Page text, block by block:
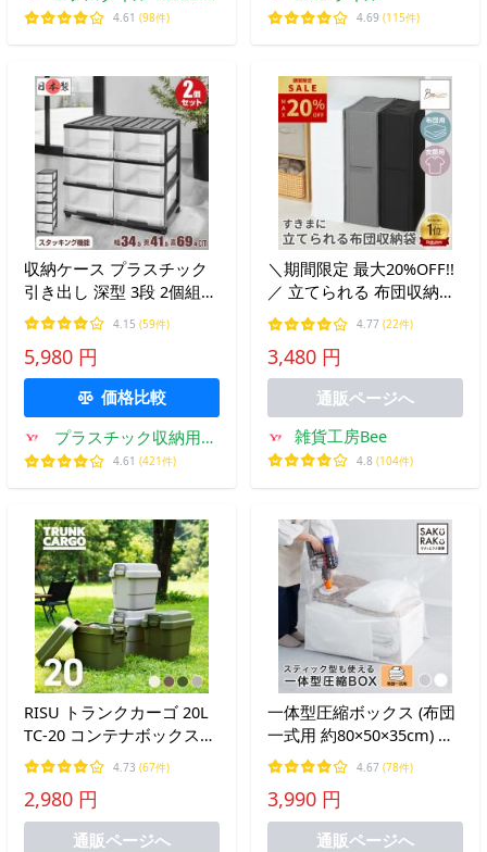
ョッピング店
4.61 (98件) 4.69 (115件)
収納ケース プラスチック
引き出し 深型 3段 2個組
おしゃれ ブラック／クリ
ア スリム キャスター付き
幅34.5cm 奥行41.5cm 高
さ69.4cm 組立式 日本製
4.15 (59件)
5,980 円
価格比較
プラスチック収納用品
専門店MJ
4.61 (421件)
＼期間限定 最大20%OFF!!
／ 立てられる 布団収納袋
布団収納ケース 布団ケー
ス 収納ボックス 収納袋 ク
ローゼット 隙間 圧縮袋 布
団 ふとん 衣類
4.77 (22件)
3,480 円
通販ページへ
雑貨工房Bee
4.8 (104件)
RISU トランクカーゴ 20L
TC-20 コンテナボックス
収納ケース 収納ボックス
おしゃれ キャンプ アウト
ドア DIY
4.73 (67件)
2,980 円
通販ページへ
一体型圧縮ボックス (布団
一式用 約80×50×35cm) 収
納ボックスと圧縮袋がひと
つに 布団圧縮袋 ふとん収
納袋 SAKuRAKu サクラク
4.67 (78件)
3,990 円
通販ページへ